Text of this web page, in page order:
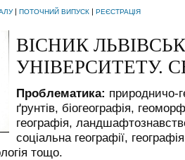
| ПОТОЧНИЙ ВИПУСК РЕЄСТРАЦІЯ
ВІСНИК
УНІВЕРСИТЕТУ.
Проблематика: природничо-
ґрунтів, біогеографія,
географія,
соціальна географії,
тощо.